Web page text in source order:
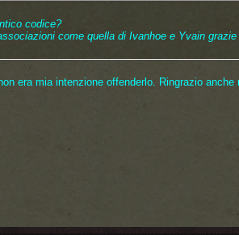
codice?
come quella di Ivanhoe e Yvain
era mia intenzione offenderlo. Ringrazio